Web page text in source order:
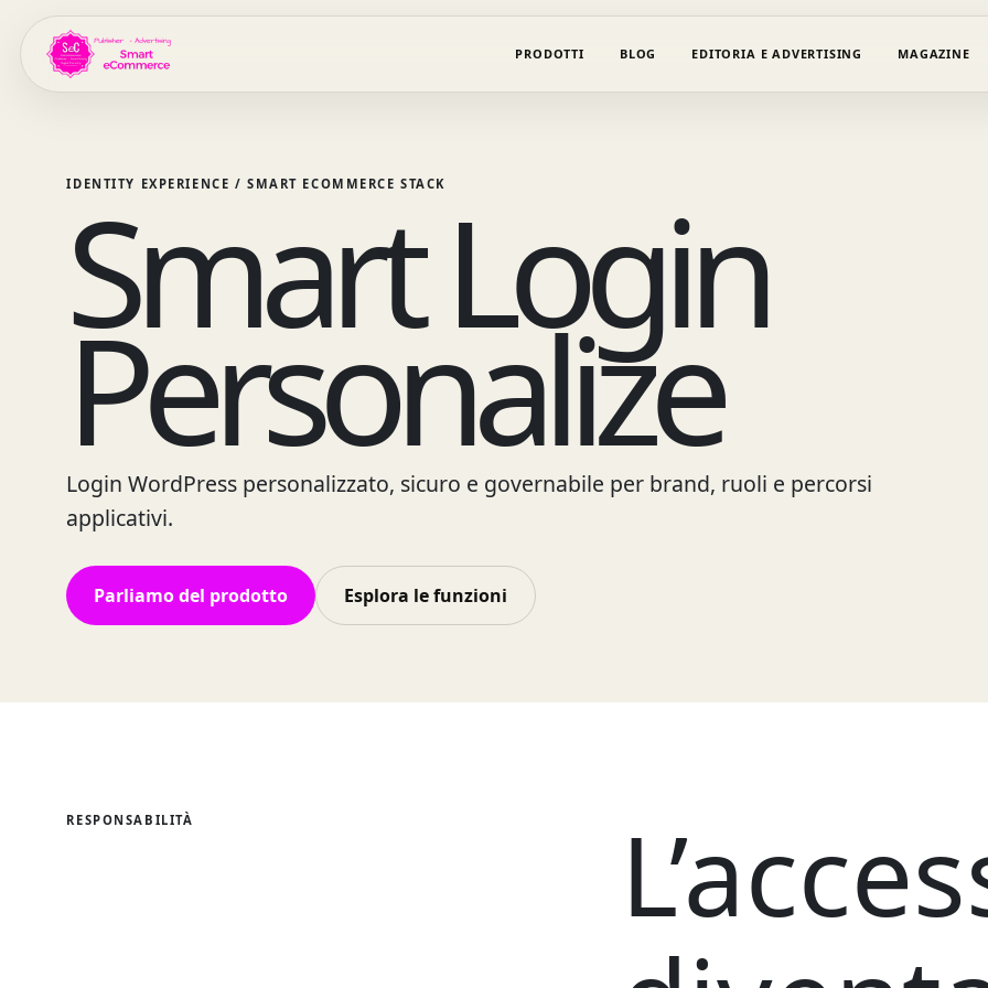
Vai al contenuto principale
PRODOTTI BLOG EDITORIA E ADVERTISING MAGAZINE
IDENTITY EXPERIENCE / SMART ECOMMERCE STACK
Smart Login
Personalize
Login WordPress personalizzato, sicuro e governabile per brand, ruoli e percorsi
applicativi.
Parliamo del prodotto Esplora le funzioni
RESPONSABILITÀ